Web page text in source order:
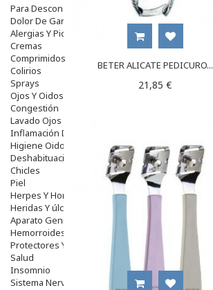
Para Descongestionar La Nariz
Dolor De Garganta
Alergias Y Picaduras
Cremas
Comprimidos
Colirios
Sprays
Ojos Y Oidos
Congestión
Lavado Ojos
Inflamación Del Oido (otitis)
Higiene Oido
Deshabituación Tabaquismo
Chicles
Piel
Herpes Y Hongos
Heridas Y úlceras
Aparato Genital
Hemorroides
Protectores Y Emolientes
Salud
Insomnio
Sistema Nervioso
BETER ALICATE PEDICURO...
21,85 €